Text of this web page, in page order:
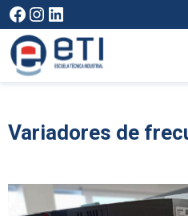
Saltar
al
contenido
Facebook
Instagram
LinkedIn
Variadores de